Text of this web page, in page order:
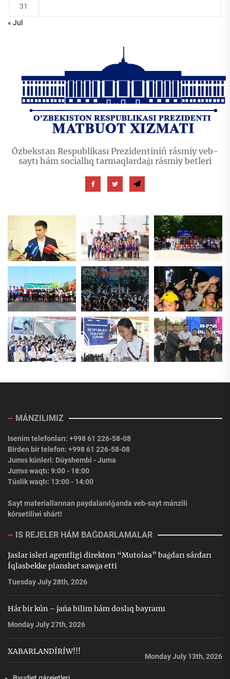
31
« Jul
Ózbekstan Respublikası Prezidentiniń rásmiy veb-
saytı hám sociallıq tarmaqlardaǵı rásmiy betleri
MÁNZILIMIZ
Isenim telefonları: +998 61 226-58-08
Birden bir telefon: +998 61 226-58-08
Jumıs kúnleri: Dúyshembi - Juma
Jumıs waqtı: 9:00 - 18:00
Túslik waqtı: 13:00 - 14:00
Sayt materiallarınan paydalanılǵanda veb-sayt mánzili
kórsetiliwi shárt!
IS REJELER HÁM BAǴDARLAMALAR
Jaslar isleri agentligi direktorı “Mutolaa” baǵdarı sárdarı
Íqlasbekke planshet sawǵa etti
Tuesday July 28th, 2026
Hár bir kún – jańa bilim hám doslıq bayramı
Monday July 27th, 2026
XABARLANDÍRÍW!!!
Monday July 13th, 2026